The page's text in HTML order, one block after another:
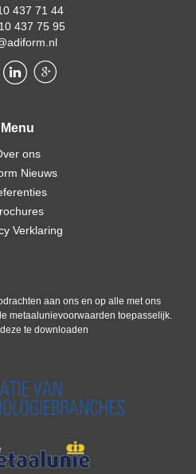
437 71 44
437 75 95
Menu
ons
Nieuws
Verklaring
aan ons en op alle met ons
metaalunievoorwaarden toepasselijk.
te downloaden